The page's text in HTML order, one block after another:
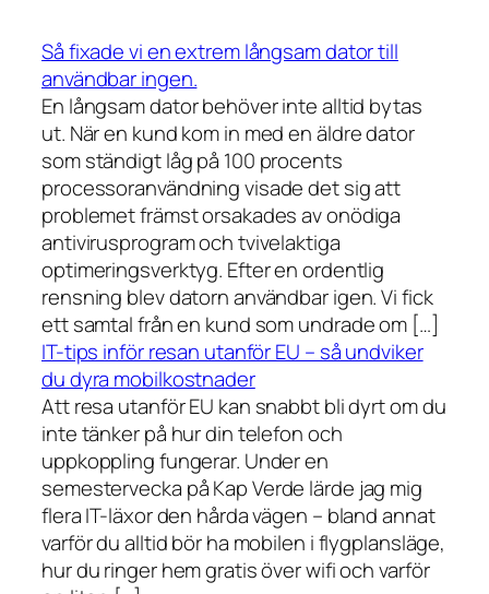
Så fixade vi en extrem långsam dator till
användbar ingen.
En långsam dator behöver inte alltid bytas
ut. När en kund kom in med en äldre dator
som ständigt låg på 100 procents
processoranvändning visade det sig att
problemet främst orsakades av onödiga
antivirusprogram och tvivelaktiga
optimeringsverktyg. Efter en ordentlig
rensning blev datorn användbar igen. Vi fick
ett samtal från en kund som undrade om […]
IT-tips inför resan utanför EU – så undviker
du dyra mobilkostnader
Att resa utanför EU kan snabbt bli dyrt om du
inte tänker på hur din telefon och
uppkoppling fungerar. Under en
semestervecka på Kap Verde lärde jag mig
flera IT-läxor den hårda vägen – bland annat
varför du alltid bör ha mobilen i flygplansläge,
hur du ringer hem gratis över wifi och varför